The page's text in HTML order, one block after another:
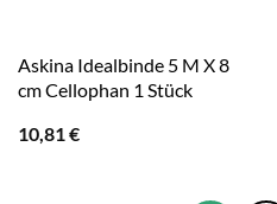
Askina Idealbinde 5 M X 8
cm Cellophan 1 Stück
10,81€